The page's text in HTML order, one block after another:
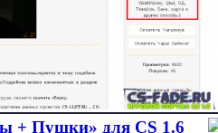
+ Пушки» для CS 1.6